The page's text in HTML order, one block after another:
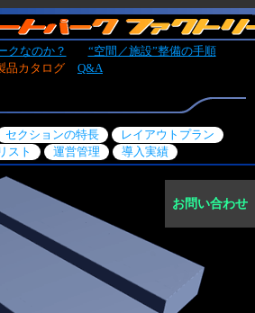
クなのか？
“空間／施設”整備の手順
品カタログ
Q&A
セクションの特長
レイアウトプラン
スト
運営管理 導入実績
お問い合わせ